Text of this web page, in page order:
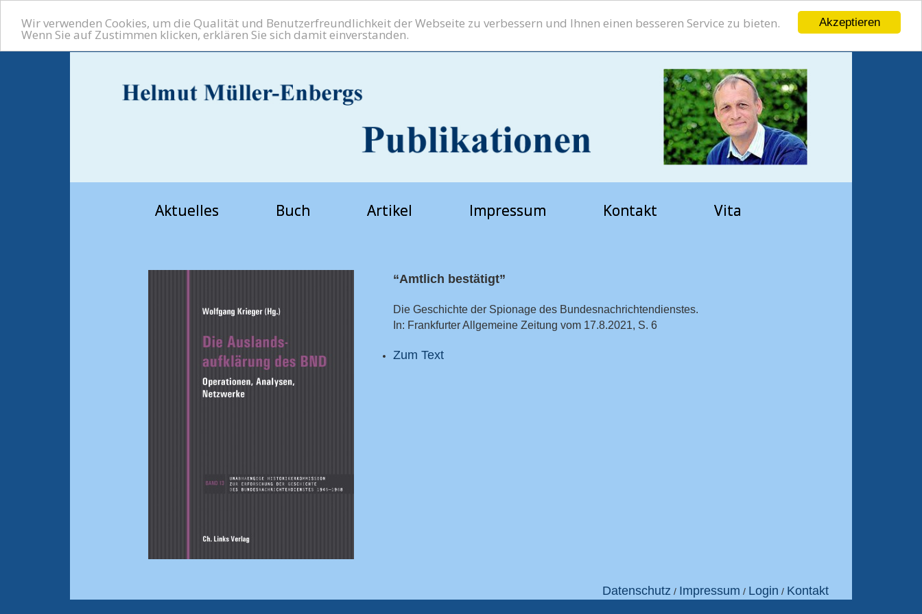
Akzeptieren
Wir verwenden Cookies, um die Qualität und Benutzerfreundlichkeit der Webseite zu verbessern und Ihnen einen besseren Service zu bieten.
Wenn Sie auf Zustimmen klicken, erklären Sie sich damit einverstanden.
Aktuelles Buch Artikel Impressum Kontakt Vita
“Amtlich bestätigt”
Die Geschichte der Spionage des Bundesnachrichtendienstes.
In: Frankfurter Allgemeine Zeitung vom 17.8.2021, S. 6
Zum Text
Datenschutz / Impressum / Login / Kontakt